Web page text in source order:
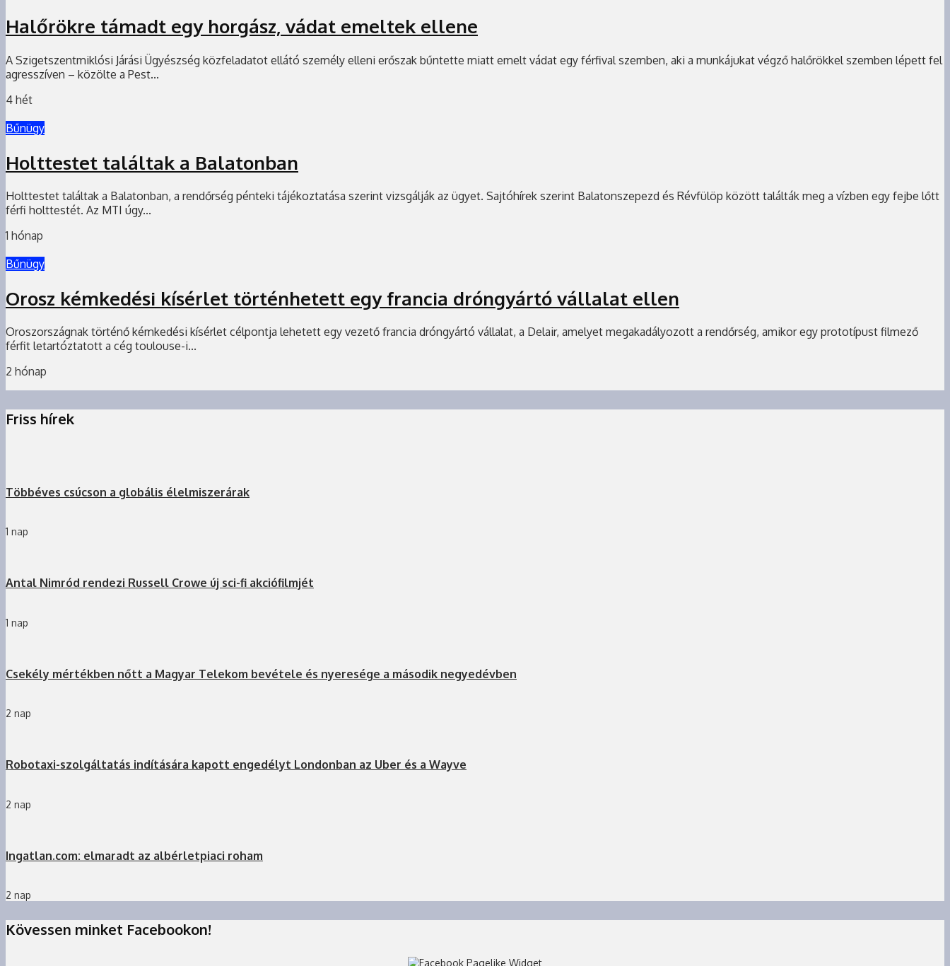
Halőrökre támadt egy horgász, vádat emeltek ellene
A Szigetszentmiklósi Járási Ügyészség közfeladatot ellátó személy elleni erőszak bűntette miatt emelt vádat egy férfival szemben, aki a munkájukat végző halőrökkel szemben lépett fel
agresszíven – közölte a Pest...
4 hét
Bűnügy
Holttestet találtak a Balatonban
Holttestet találtak a Balatonban, a rendőrség pénteki tájékoztatása szerint vizsgálják az ügyet. Sajtóhírek szerint Balatonszepezd és Révfülöp között találták meg a vízben egy fejbe lőtt
férfi holttestét. Az MTI úgy...
1 hónap
Bűnügy
Orosz kémkedési kísérlet történhetett egy francia dróngyártó vállalat ellen
Oroszországnak történő kémkedési kísérlet célpontja lehetett egy vezető francia dróngyártó vállalat, a Delair, amelyet megakadályozott a rendőrség, amikor egy prototípust filmező
férfit letartóztatott a cég toulouse-i...
2 hónap
Friss hírek
Többéves csúcson a globális élelmiszerárak
1 nap
Antal Nimród rendezi Russell Crowe új sci-fi akciófilmjét
1 nap
Csekély mértékben nőtt a Magyar Telekom bevétele és nyeresége a második negyedévben
2 nap
Robotaxi-szolgáltatás indítására kapott engedélyt Londonban az Uber és a Wayve
2 nap
Ingatlan.com: elmaradt az albérletpiaci roham
2 nap
Kövessen minket Facebookon!